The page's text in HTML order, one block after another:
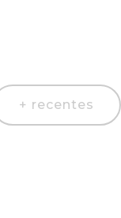
+ recentes